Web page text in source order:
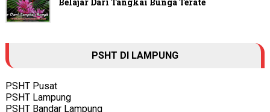
PSHT DI LAMPUNG
PSHT Pusat
PSHT Lampung
PSHT Bandar Lampung